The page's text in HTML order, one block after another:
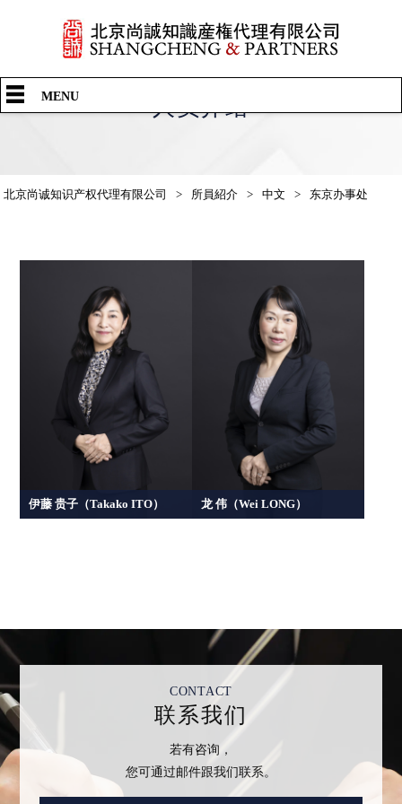
MENU 人员介绍
北京尚诚知识产权代理有限公司 > 所員紹介 > 中文 > 东京办事处
伊藤 贵子（Takako ITO） 龙 伟（Wei LONG）
CONTACT
联系我们
若有咨询，
您可通过邮件跟我们联系。